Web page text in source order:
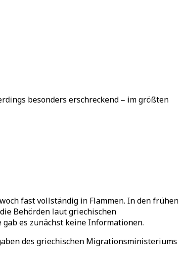
besonders erschreckend – im größten
fast vollständig in Flammen. In den frühen
Behörden laut griechischen
es zunächst keine Informationen.
des griechischen Migrationsministeriums